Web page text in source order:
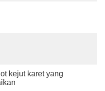
kejut karet yang